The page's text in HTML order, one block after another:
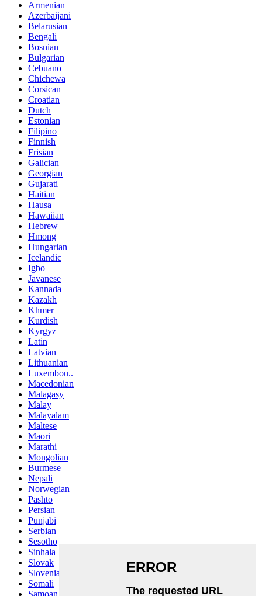
Armenian
Azerbaijani
Belarusian
Bengali
Bosnian
Bulgarian
Cebuano
Chichewa
Corsican
Croatian
Dutch
Estonian
Filipino
Finnish
Frisian
Galician
Georgian
Gujarati
Haitian
Hausa
Hawaiian
Hebrew
Hmong
Hungarian
Icelandic
Igbo
Javanese
Kannada
Kazakh
Khmer
Kurdish
Kyrgyz
Latin
Latvian
Lithuanian
Luxembou..
Macedonian
Malagasy
Malay
Malayalam
Maltese
Maori
Marathi
Mongolian
Burmese
Nepali
Norwegian
Pashto
Persian
Punjabi
Serbian
Sesotho
Sinhala
Slovak
Slovenian
Somali